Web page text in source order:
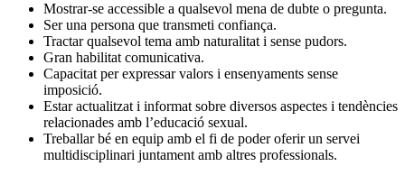
Mostrar-se accessible a qualsevol mena de dubte o pregunta.
Ser una persona que transmeti confiança.
Tractar qualsevol tema amb naturalitat i sense pudors.
Gran habilitat comunicativa.
Capacitat per expressar valors i ensenyaments sense
imposició.
Estar actualitzat i informat sobre diversos aspectes i tendències
relacionades amb l’educació sexual.
Treballar bé en equip amb el fi de poder oferir un servei
multidisciplinari juntament amb altres professionals.